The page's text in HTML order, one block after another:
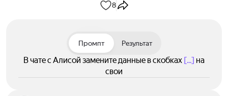
8
Промпт Результат
В чате с Алисой замените данные в скобках [...] на
свои